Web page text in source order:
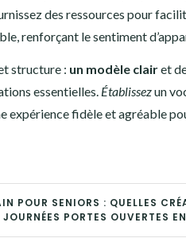
des ressources pour
renforçant le sentiment
structure : un modèle clairet
essentielles. Établissezun
expérience fidèle et agréable
POUR SENIORS : QUELLES
JOURNÉES PORTES OUVERTES